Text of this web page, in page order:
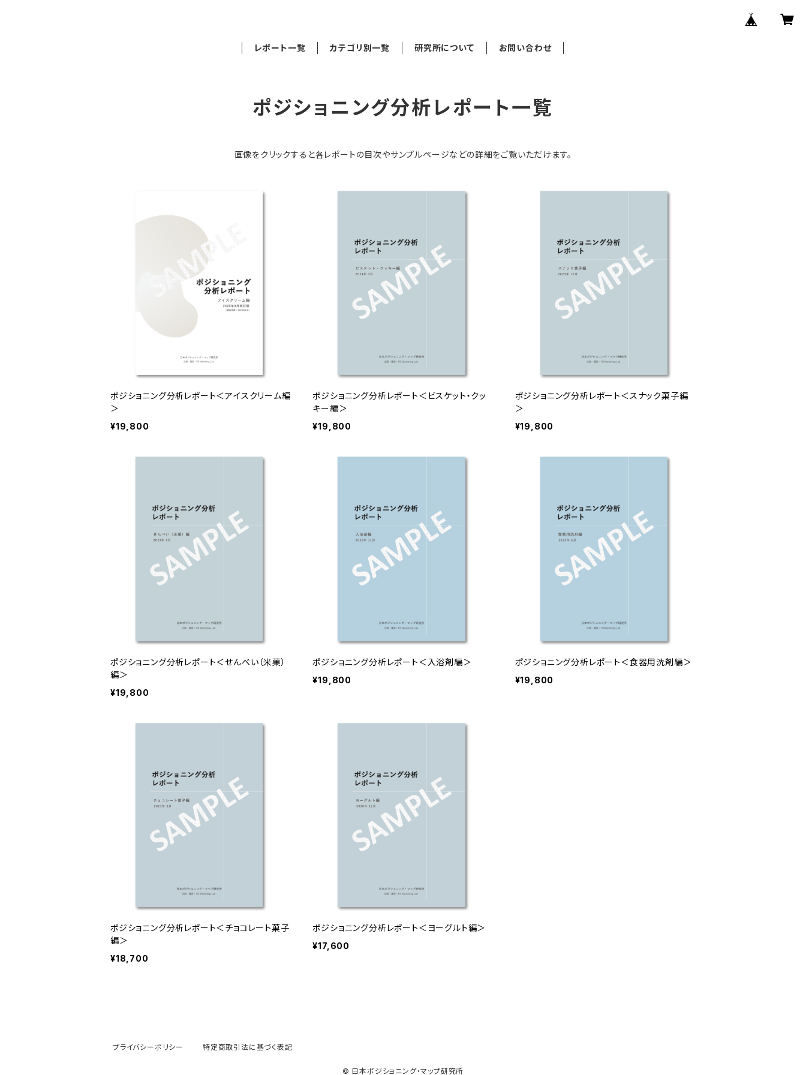
レポート一覧 カテゴリ別一覧 研究所について お問い合わせ
ポジショニング分析レポート一覧
画像をクリックすると各レポートの目次やサンプルページなどの詳細をご覧いただけます。
ポジショニング分析レポート＜アイスクリーム編
＞
¥19,800
ポジショニング分析レポート＜ビスケット・クッ
キー編＞
¥19,800
ポジショニング分析レポート＜スナック菓子編
＞
¥19,800
ポジショニング分析レポート＜せんべい（米菓）
編＞
¥19,800
ポジショニング分析レポート＜入浴剤編＞
¥19,800
ポジショニング分析レポート＜食器用洗剤編＞
¥19,800
ポジショニング分析レポート＜チョコレート菓子
編＞
¥18,700
ポジショニング分析レポート＜ヨーグルト編＞
¥17,600
プライバシーポリシー 特定商取引法に基づく表記
© 日本ポジショニング・マップ研究所